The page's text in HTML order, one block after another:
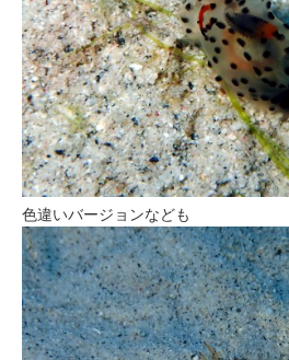
色違いバージョンなども